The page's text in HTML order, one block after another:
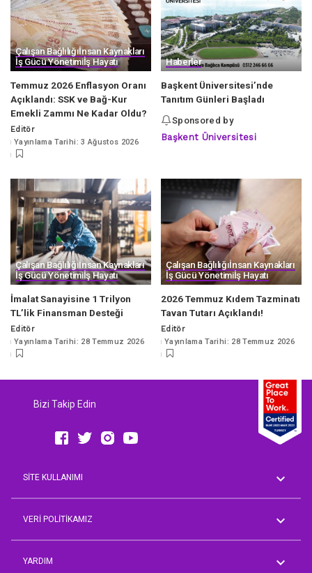
Çalışan Bağlılığıİnsan Kaynakları
İş Gücü Yönetimiİş Hayatı
Temmuz 2026 Enflasyon Oranı
Açıklandı: SSK ve Bağ-Kur
Emekli Zammı Ne Kadar Oldu?
Posted
by
Editör
Yayınlama Tarihi: 3 Ağustos 2026
Haberler
Başkent Üniversitesi’nde
Tanıtım Günleri Başladı
Sponsored by
Başkent Üniversitesi
Çalışan Bağlılığıİnsan Kaynakları
İş Gücü Yönetimiİş Hayatı
İmalat Sanayisine 1 Trilyon
TL’lik Finansman Desteği
Posted
by
Editör
Yayınlama Tarihi: 28 Temmuz 2026
Çalışan Bağlılığıİnsan Kaynakları
İş Gücü Yönetimiİş Hayatı
2026 Temmuz Kıdem Tazminatı
Tavan Tutarı Açıklandı!
Posted
by
Editör
Yayınlama Tarihi: 28 Temmuz 2026
Bizi Takip Edin
SİTE KULLANIMI
AVM Rehberi
VERİ POLİTİKAMIZ
Çalışan Aydınlatma Metni
YARDIM